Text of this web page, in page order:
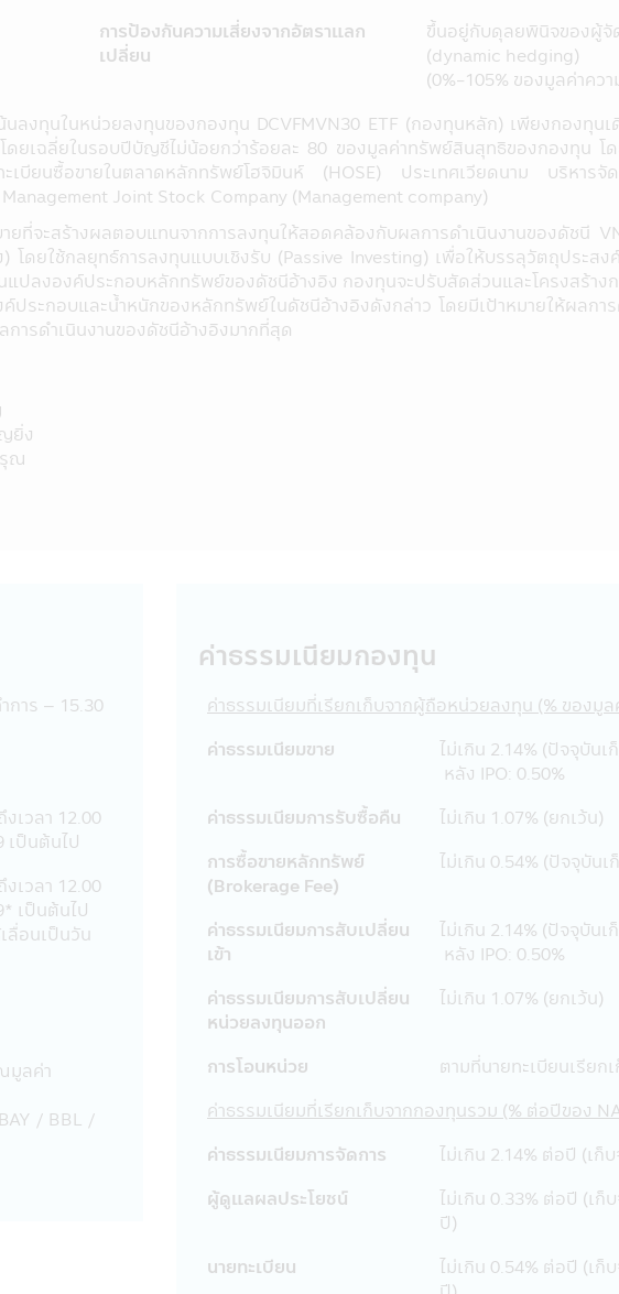
งไรก็ตามบริษัทจัดการไม่สามารถรับประกันถึงความถูกต้อง และความเป็นปัจจุบัน
หรือเปลี่ยนแปลงข้อมูลใดๆ ในแอปพลิเคชันผ่านโทรศัพท์มือถือนี้ได้โดยไม่จำเป็นต้อ
ลงทุนในหลักทรัพย์เพื่อตนเองได้ โดยจะต้องปฏิบัติตามจรรยาบรรณ และประกา
การลงทุนดังกล่าวให้บริษัทจัดการทราบเพื่อที่บริษัทจัดการจะสามารถกำกับ และดูแ
น้าที่ของบริษัท ขอสงวนสิทธิ์ที่จะไม่รับผิดชอบต่อความเสียหายทุกกรณีที่เกิดขึ้นกับข้
นื่องมาจากการเข้ามาใช้แอปพลิเคชันผ่านโทรศัพท์มือถือนี้ และ/หรือ แอปพลิเคชันผ่
พลิเคชันผ่านโทรศัพท์มือถือนี้ โดยห้ามมิให้ผู้ใดเผยแพร่ อ้างอิง ลอกเลียน ทำซ้ำ ห
ในแอปพลิเคชันผ่านโทรศัพท์มือถือนี้ เว้นแต่จะได้รับอนุญาตเป็นลายลักษณ์อักษรจาก
นเจ้าหน้าที่ของบริษัทจัดการขอสงวนสิทธิที่จะไม่รับผิดชอบต่อความเสียหายทุกกรณี
อกสาร หรือสื่อใดๆ ในแอปพลิเคชันผ่านโทรศัพท์มือถือนี้ด้วยวิธีการใดๆ โดยเจตนา
ดความเสียหายต่อทรัพย์สิน หรือชื่อเสียงของบริษัทจัดการ หรือบุคคลอื่น เป็นการกร
ยวข้องกับข้อมูล หรือการเสนอให้บริการ หรือการเสนอขายสินค้าต่างๆ รวมทั้งไม่รับ
นอขายสินค้าที่มีอยู่ในเว็บไซต์นั้น
ว่า เว็บไซต์เหล่านั้นอาจมิได้อยู่ภายใต้การควบคุมของ พ.ร.บ. หลักทรัพย์และ
รวจถึงการบริการข้อมูล หรือสินค้าของบริษัทนั้นๆ ดังนั้นบริษัทจัดการจึงมิสามารถรั
อบต่อความเสียหายต่างๆ ที่เกิดขึ้น
นเป็นบุคคลที่ได้รับความเห็นชอบจากสำนักงานคณะกรรมการ ก.ล.ต.
กบัญชีธนาคารของผู้ถือหน่วยลงทุน สำหรับผู้ลงทุนที่ใช้บริการแผนการลงทุนอัตโนมัติ
รายเดือนตั้งแต่ 5,000 บาทขึ้นไปต่อรายการ
ยอดเงินลงทุนหักรายเดือนต่ำกว่า 5,000 บาท (ปัจจุบันยกเว้นค่าบริการ)
เป็นต้นไป จนกว่าจะมีประกาศเปลี่ยนแปลง
วมเพื่อการออม (SSF) / กองทุนรวมเพื่อการออมพิเศษ (SSFX) หรือหน่วยลงทุนช
(พ.ศ 2563) ออกตามความในประมวลรัษฎากรว่าด้วยการยกเว้นรัษฎากร ลงวันที่
าคต และเมื่อมีข้อสงสัยให้สอบถามผู้ติดต่อกับผู้ลงทุนให้เข้าใจก่อนซื้อหน่วยลงทุน
การเลี้ยงชีพและกองทุนรวมหุ้นระยะยาวไปจำหน่าย จ่าย โอน จำนำ หรือนำไปเป็นห
ะกองทุนรวมหุ้นระยะยาว ผู้ถือหน่วยลงทุน (ของกองทุนรวม) จะต้องปฏิบัติตามเงื่อน
คร่งครัดทุกประการ (ซึ่งสามารถศึกษาได้จากคู่มือการลงทุนที่บริษัทจัดการได้จัดให้)
งทุนอาจถูกหัก หรือไม่สามารถขอคืนภาษี ณ ที่จ่ายจากกำไรที่เกิดขึ้นตลอดจนผู้ลงทุนจ
และ/หรือ อาจจะต้องชำระเงินเพิ่ม และเบี้ยปรับตามประมวลรัษฎากร อนึ่ง ผู้ลงทุนจ
น์ว่าท่านได้ปฏิบัติตามเงื่อนไขของการลงทุนที่กำหนดดังกล่าวอย่างครบถ้วน ทั้งนี้เพื่อ
เรียกถามในอนาคต อนึ่ง ผู้ลงทุนควรขอรับ และศึกษาข้อมูลในหนังสือชี้ชวน และคู่มื
ทจัดการ หรือผู้ขายหน่วยลงทุน
การป้องกันความเสี่ยงจากอัตราแลก
เปลี่ยน
ขึ้นอยู่กับดุลยพินิจของผู้จั
(dynamic hedging)
(0%-105% ของมูลค่าควา
นลงทุนในหน่วยลงทุนของกองทุน DCVFMVN30 ETF (กองทุนหลัก) เพียงกองทุนเ
ดยเฉลี่ยในรอบปีบัญชีไม่น้อยกว่าร้อยละ 80 ของมูลค่าทรัพย์สินสุทธิของกองทุน โ
ะเบียนซื้อขายในตลาดหลักทรัพย์โฮจิมินห์ (HOSE) ประเทศเวียดนาม บริหารจั
Joint Stock Company (Management company)
ยที่จะสร้างผลตอบแทนจากการลงทุนให้สอดคล้องกับผลการดำเนินงานของดัชนี
โดยใช้กลยุทธ์การลงทุนแบบเชิงรับ (Passive Investing) เพื่อให้บรรลุวัตถุประสง
แปลงองค์ประกอบหลักทรัพย์ของดัชนีอ้างอิง กองทุนจะปรับสัดส่วนและโครงสร้าง
ประกอบและน้ำหนักของหลักทรัพย์ในดัชนีอ้างอิงดังกล่าว โดยมีเป้าหมายให้ผลการ
ารดำเนินงานของดัชนีอ้างอิงมากที่สุด
ยิ่ง
ณ
การ – 15.30
เวลา 12.00
เป็นต้นไป
เวลา 12.00
เป็นต้นไป
ลื่อนเป็นวัน
มูลค่า
/ BBL /
ค่าธรรมเนียมกองทุน
ค่าธรรมเนียมที่เรียกเก็บจากผู้ถือหน่วยลงทุน (% ของมู
ค่าธรรมเนียมขาย
ไม่เกิน 2.14% (ปัจจุบันเ
หลัง IPO: 0.50%
ค่าธรรมเนียมการรับซื้อคืน
ไม่เกิน 1.07% (ยกเว้น)
การซื้อขายหลักทรัพย์
(Brokerage Fee)
ไม่เกิน 0.54% (ปัจจุบันเ
ค่าธรรมเนียมการสับเปลี่ยน
เข้า
ไม่เกิน 2.14% (ปัจจุบันเ
หลัง IPO: 0.50%
ค่าธรรมเนียมการสับเปลี่ยน
หน่วยลงทุนออก
ไม่เกิน 1.07% (ยกเว้น)
การโอนหน่วย
ตามที่นายทะเบียนเรียก
ค่าธรรมเนียมที่เรียกเก็บจากกองทุนรวม (% ต่อปีของ
ค่าธรรมเนียมการจัดการ
ไม่เกิน 2.14% ต่อปี (เก็
ผู้ดูแลผลประโยชน์
ไม่เกิน 0.33% ต่อปี (เก็
ปี)
นายทะเบียน
ไม่เกิน 0.54% ต่อปี (เก็